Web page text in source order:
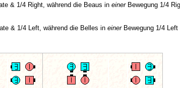
& 1/4 Right, während die Beaus in einerBewegung 1/4
& 1/4 Left, während die Belles in einerBewegung 1/4 Left